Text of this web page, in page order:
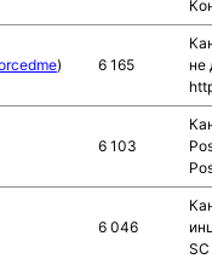
) 6 165
не
6 103
6 046